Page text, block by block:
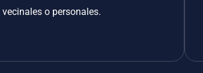
vecinales o personales.